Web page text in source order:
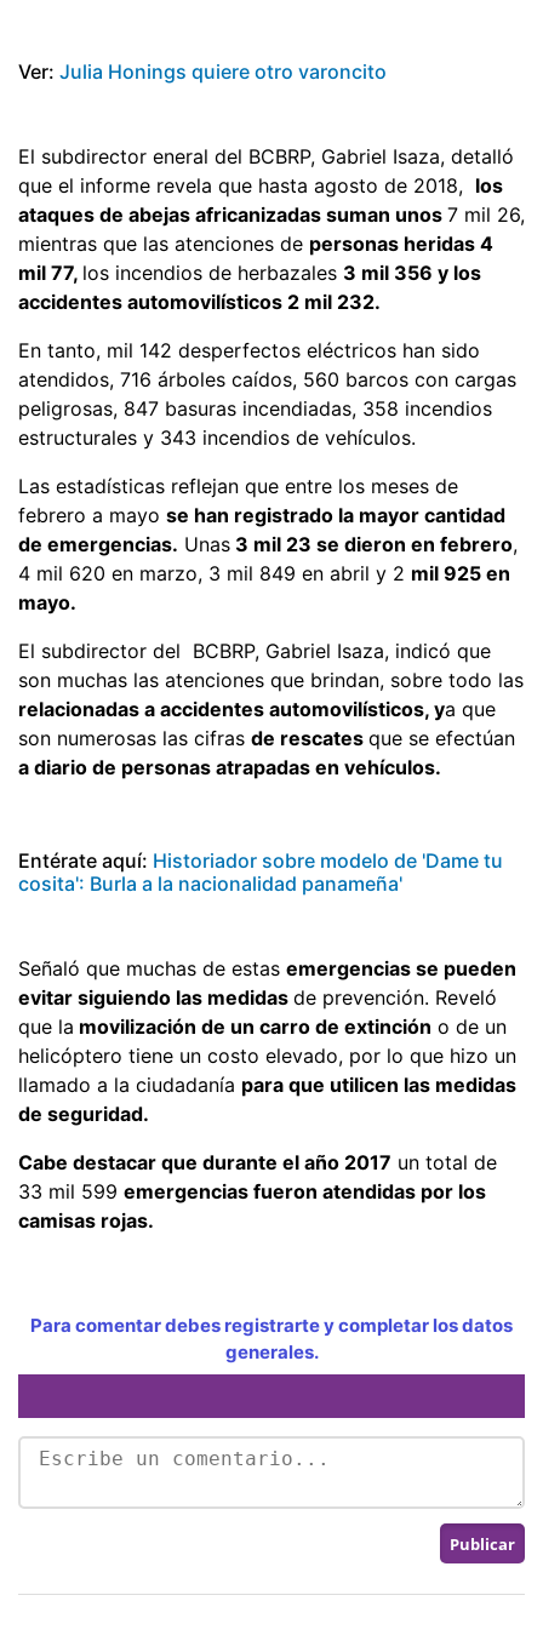
Ver: Julia Honings quiere otro varoncito
El subdirector eneral del BCBRP, Gabriel Isaza, detalló
que el informe revela que hasta agosto de 2018, los
ataques de abejas africanizadas suman unos 7 mil 26,
mientras que las atenciones de personas heridas 4
mil 77, los incendios de herbazales 3 mil 356 y los
accidentes automovilísticos 2 mil 232.
En tanto, mil 142 desperfectos eléctricos han sido
atendidos, 716 árboles caídos, 560 barcos con cargas
peligrosas, 847 basuras incendiadas, 358 incendios
estructurales y 343 incendios de vehículos.
Las estadísticas reflejan que entre los meses de
febrero a mayo se han registrado la mayor cantidad
de emergencias. Unas 3 mil 23 se dieron en febrero,
4 mil 620 en marzo, 3 mil 849 en abril y 2 mil 925 en
mayo.
El subdirector del BCBRP, Gabriel Isaza, indicó que
son muchas las atenciones que brindan, sobre todo las
relacionadas a accidentes automovilísticos, ya que
son numerosas las cifras de rescates que se efectúan
a diario de personas atrapadas en vehículos.
Entérate aquí: Historiador sobre modelo de 'Dame tu
cosita': Burla a la nacionalidad panameña'
Señaló que muchas de estas emergencias se pueden
evitar siguiendo las medidas de prevención. Reveló
que la movilización de un carro de extinción o de un
helicóptero tiene un costo elevado, por lo que hizo un
llamado a la ciudadanía para que utilicen las medidas
de seguridad.
Cabe destacar que durante el año 2017 un total de
33 mil 599 emergencias fueron atendidas por los
camisas rojas.
Para comentar debes registrarte y completar los datos
generales.